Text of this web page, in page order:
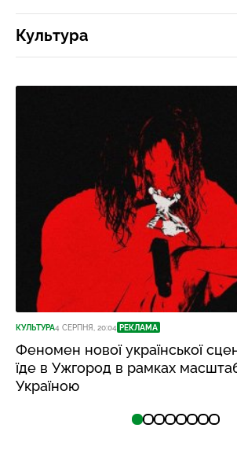
Культура
КУЛЬТУРА4 СЕРПНЯ, 20:04 РЕКЛАМА
Феномен нової української
їде в Ужгород в рамках
Україною